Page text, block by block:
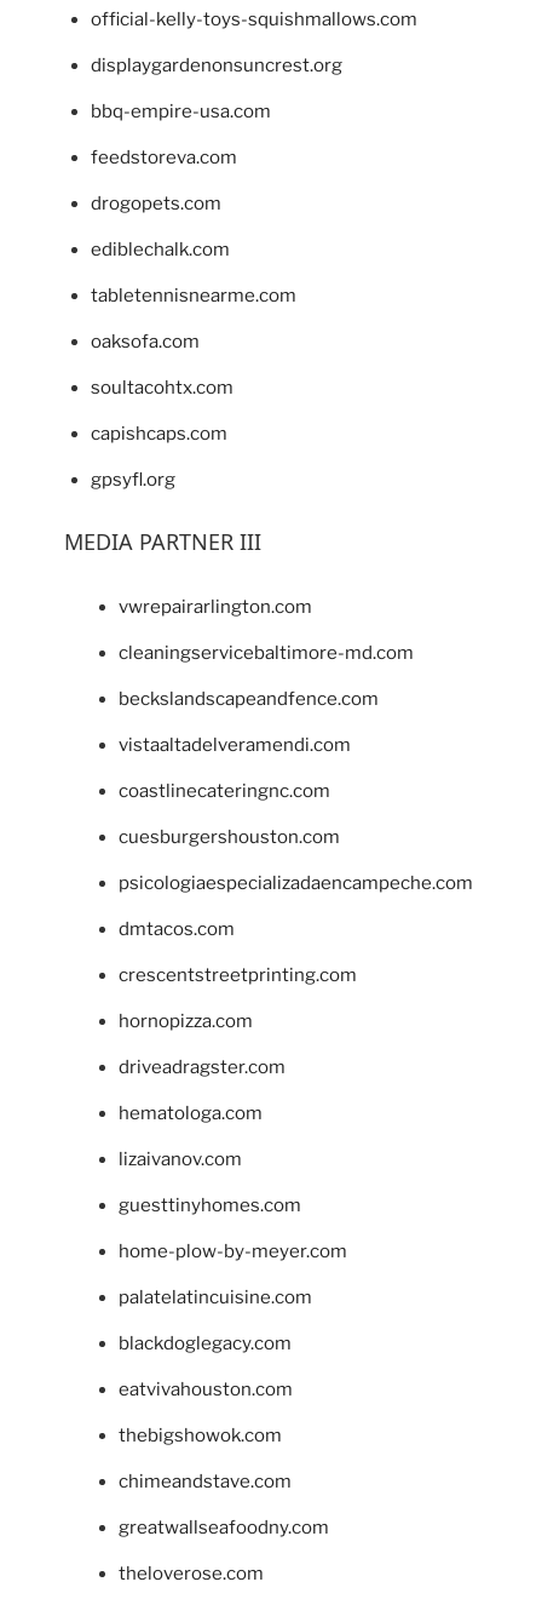
official-kelly-toys-squishmallows.com
displaygardenonsuncrest.org
bbq-empire-usa.com
feedstoreva.com
drogopets.com
ediblechalk.com
tabletennisnearme.com
oaksofa.com
soultacohtx.com
capishcaps.com
gpsyfl.org
MEDIA PARTNER III
vwrepairarlington.com
cleaningservicebaltimore-md.com
beckslandscapeandfence.com
vistaaltadelveramendi.com
coastlinecateringnc.com
cuesburgershouston.com
psicologiaespecializadaencampeche.com
dmtacos.com
crescentstreetprinting.com
hornopizza.com
driveadragster.com
hematologa.com
lizaivanov.com
guesttinyhomes.com
home-plow-by-meyer.com
palatelatincuisine.com
blackdoglegacy.com
eatvivahouston.com
thebigshowok.com
chimeandstave.com
greatwallseafoodny.com
theloverose.com